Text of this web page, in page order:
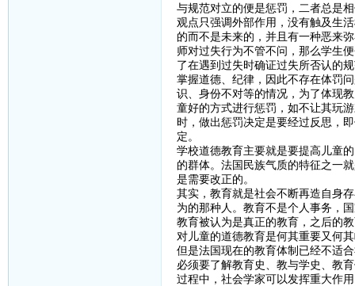
与规范对立的便是惩罚，二者总是
观点只强调外部作用，没有触及生
的而不是未来的，并且有一种恶来
师对过失行为不管不问，那么学生
了在遇到过失时确证过失所否认的
掌握道德、纪律，因此不存在体罚
识、身份不对等的情况，为了体现
童好的方式进行惩罚，如不让其玩
时，做出惩罚决定是要经过反思，
定。
学校道德教育主要就是要提高儿童
的群体。法国民族气质的特征之一
是需要改正的。
其实，教育就是社会不断再造自身
为的那种人。教育不是个人事务，
教育被认为是真正的教育，之后的
对儿童的道德教育是何其重要又何
但是法国现在的教育体制已经不适
必须要了解教育史、教与学史、教
过程中，社会学家可以发挥重大作